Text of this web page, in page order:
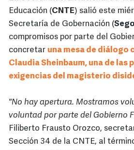
Educación (CNTE) salió este
Secretaría de Gobernación (
compromisos por parte del
concretar una mesa de diálogo
Claudia Sheinbaum, una de las
exigencias del magisterio
"No hay apertura. Mostramos
voluntad por parte del Gobierno
Filiberto Frausto Orozco,
Sección 34 de la CNTE, al